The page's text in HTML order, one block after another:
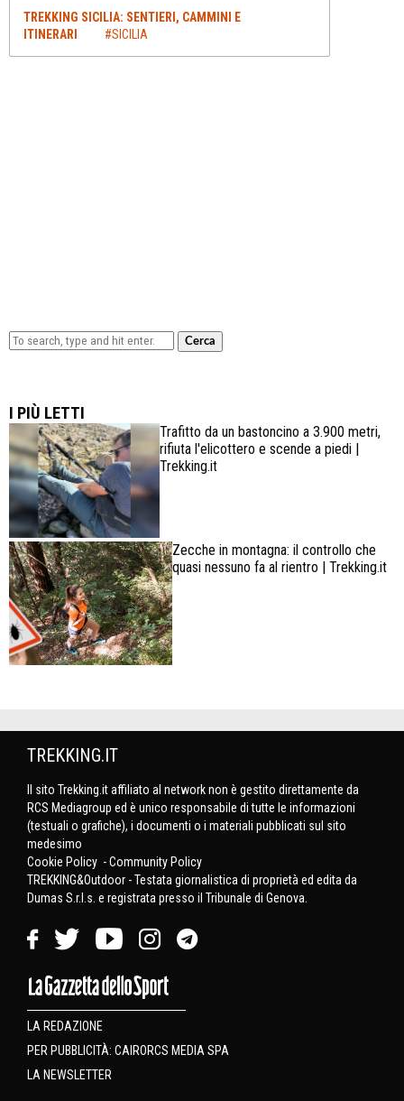
TREKKING SICILIA: SENTIERI, CAMMINI E
ITINERARI
#SICILIA
Cerca
I PIÙ LETTI
Trafitto da un bastoncino a 3.900 metri,
rifiuta l'elicottero e scende a piedi |
Trekking.it
Zecche in montagna: il controllo che
quasi nessuno fa al rientro | Trekking.it
TREKKING.IT
Il sito Trekking.it affiliato al network non è gestito direttamente da
RCS Mediagroup ed è unico responsabile di tutte le informazioni
(testuali o grafiche), i documenti o i materiali pubblicati sul sito
medesimo
Cookie Policy -Community Policy
TREKKING&Outdoor - Testata giornalistica di proprietà ed edita da
Dumas S.r.l.s. e registrata presso il Tribunale di Genova.
LA REDAZIONE
PER PUBBLICITÀ: CAIRORCS MEDIA SPA
LA NEWSLETTER